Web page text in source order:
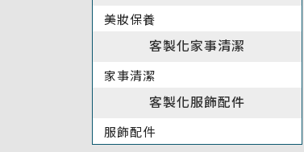
美妝保養
客製化家事清潔
家事清潔
客製化服飾配件
服飾配件